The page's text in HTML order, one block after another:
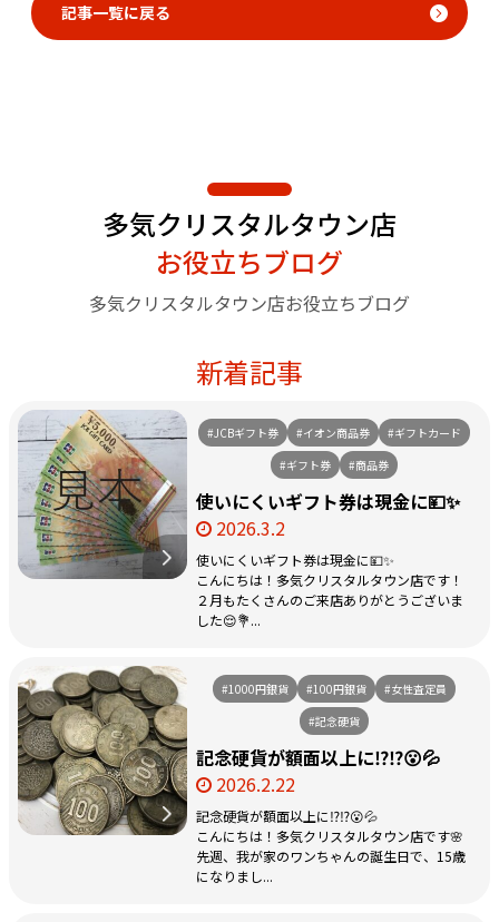
記事一覧に戻る
多気クリスタルタウン店
お役立ちブログ
多気クリスタルタウン店お役立ちブログ
新着記事
#JCBギフト券 #イオン商品券
#ギフトカード
#ギフト券
#商品券
使いにくいギフト券は現金に💴✨
2026.3.2
使いにくいギフト券は現金に💴✨
こんにちは！多気クリスタルタウン店です！
２月もたくさんのご来店ありがとうございま
した😌💐...
#1000円銀貨 #100円銀貨
#女性査定員
#記念硬貨
記念硬貨が額面以上に⁉️⁉️😮💦
2026.2.22
記念硬貨が額面以上に⁉️⁉️😮💦
こんにちは！多気クリスタルタウン店です🌸
先週、我が家のワンちゃんの誕生日で、15歳
になりまし...